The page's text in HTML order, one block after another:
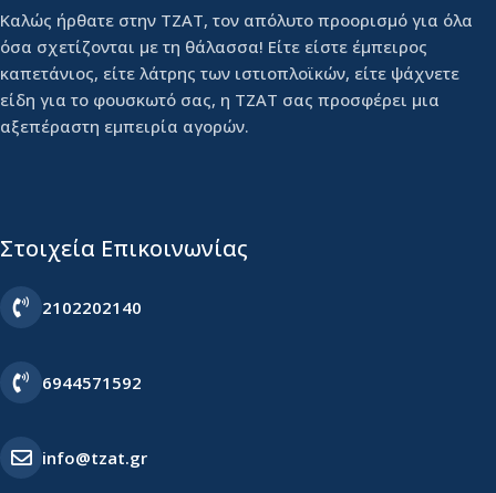
Καλώς ήρθατε στην ΤΖΑΤ, τον απόλυτο προορισμό για όλα
όσα σχετίζονται με τη θάλασσα! Είτε είστε έμπειρος
καπετάνιος, είτε λάτρης των ιστιοπλοϊκών, είτε ψάχνετε
είδη για το φουσκωτό σας, η ΤΖΑΤ σας προσφέρει μια
αξεπέραστη εμπειρία αγορών.
Στοιχεία Επικοινωνίας
2102202140
6944571592
info@tzat.gr